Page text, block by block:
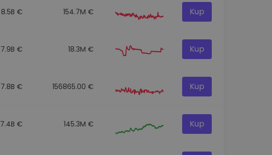
8.5B € 154.7M € Kup
7.9B € 18.3M € Kup
7.8B € 156865.00 € Kup
7.4B € 145.3M € Kup